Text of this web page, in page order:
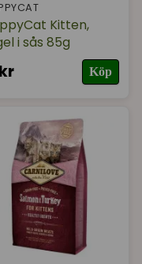
Kitten,
i sås 85g
Köp